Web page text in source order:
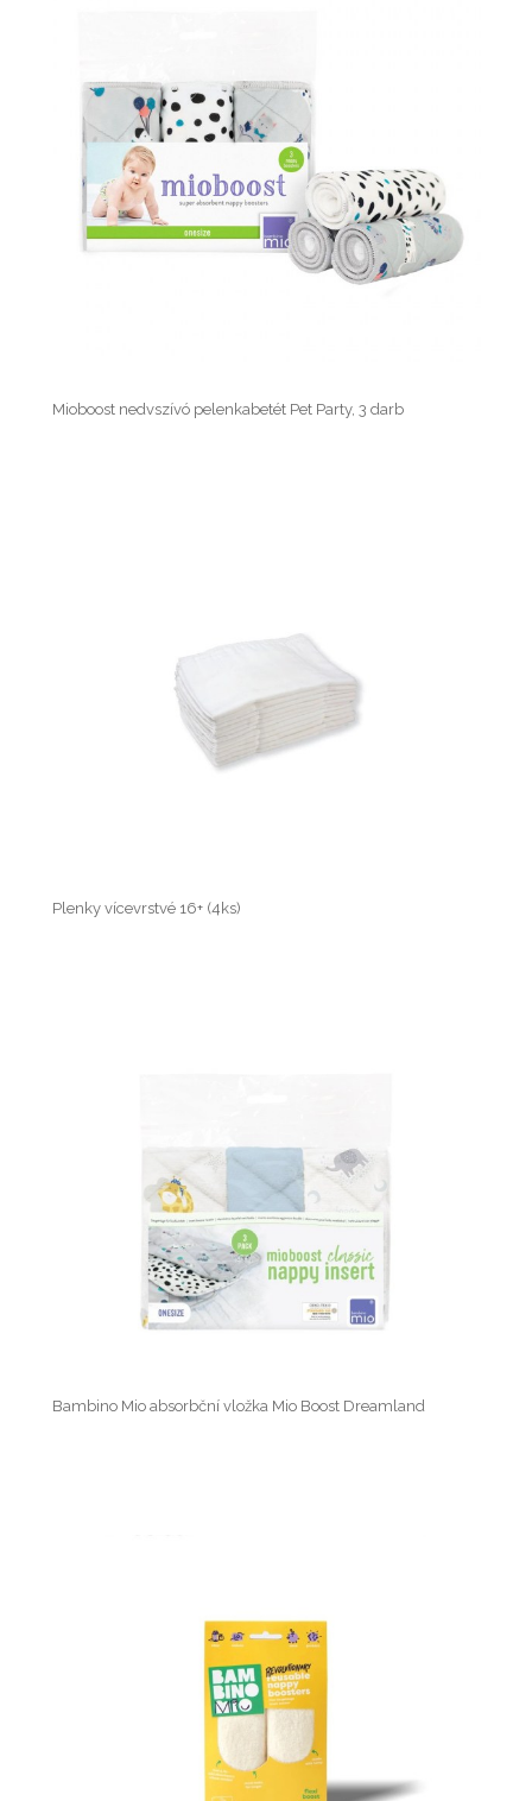
Mioboost nedvszívó pelenkabetét Pet Party, 3 darb
Plenky vícevrstvé 16+ (4ks)
Bambino Mio absorbční vložka Mio Boost Dreamland